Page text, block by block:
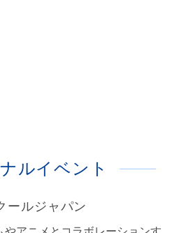
ルイベント
ールジャパン